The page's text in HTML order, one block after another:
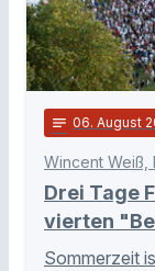
notes 06. August
Wincent Weiß,
Drei Tage
vierten
Sommerzeit